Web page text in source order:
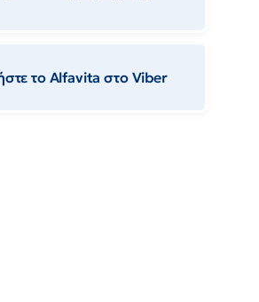
το Αlfavita στο Viber